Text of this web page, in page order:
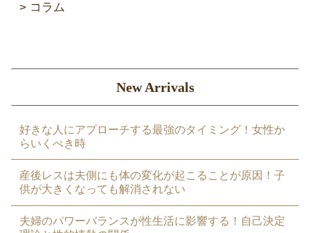
コラム
New Arrivals
好きな人にアプローチする最強のタイミング！女性か
らいくべき時
産後レスは夫側にも体の変化が起こることが原因！子
供が大きくなっても解消されない
夫婦のパワーバランスが性生活に影響する！自己決定